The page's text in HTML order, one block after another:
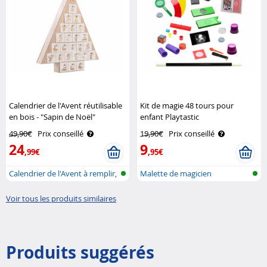
Calendrier de l'Avent réutilisable
en bois - "Sapin de Noël"
49,90€ Prix conseillé
24,99€
Calendrier de l'Avent à remplir,
Kit de magie 48 tours pour
enfant Playtastic
19,90€ Prix conseillé
9,95€
Malette de magicien
Voir tous les produits similaires
Produits suggérés